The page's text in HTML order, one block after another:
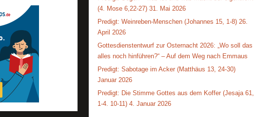
(4. Mose 6,22-27) 31. Mai 2026
Predigt: Weinreben-Menschen (Johannes 15, 1-8) 26.
April 2026
Gottesdienstentwurf zur Osternacht 2026: „Wo soll das
alles noch hinführen?“ – Auf dem Weg nach Emmaus
Predigt: Sabotage im Acker (Matthäus 13, 24-30)
Januar 2026
Predigt: Die Stimme Gottes aus dem Koffer (Jesaja 61,
1-4. 10-11) 4. Januar 2026